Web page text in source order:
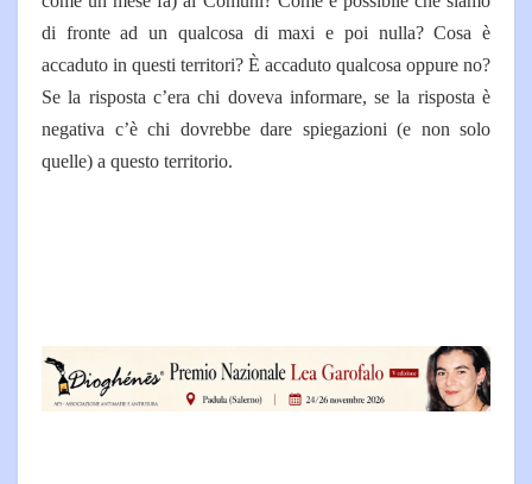
di fronte ad un qualcosa di maxi e poi nulla? Cosa è
accaduto in questi territori? È accaduto qualcosa oppure no?
Se la risposta c’era chi doveva informare, se la risposta è
negativa c’è chi dovrebbe dare spiegazioni (e non solo
quelle) a questo territorio.